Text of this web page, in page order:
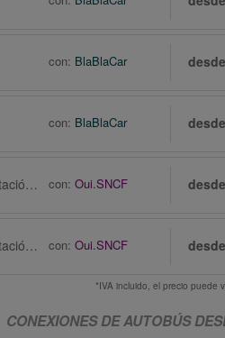
con: BlaBlaCar
con: BlaBlaCar
Bouaye via Nantes, Estación de ferrocarril con: Oui.SNCF
Bouaye via Nantes, Estación de ferrocarril con: Oui.SNCF
*IVA incluido, el precio puede
CONEXIONES DE AUTOBÚS